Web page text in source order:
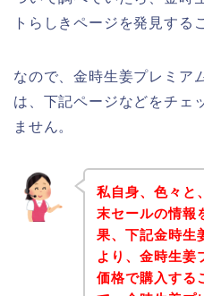
トらしきページを発見する
なので、金時生姜プレミア
は、下記ページなどをチェ
ません。
私自身、色々と
末セールの情報
果、下記金時生
より、金時生姜
価格で購入する